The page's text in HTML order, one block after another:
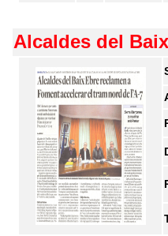
Alcaldes del